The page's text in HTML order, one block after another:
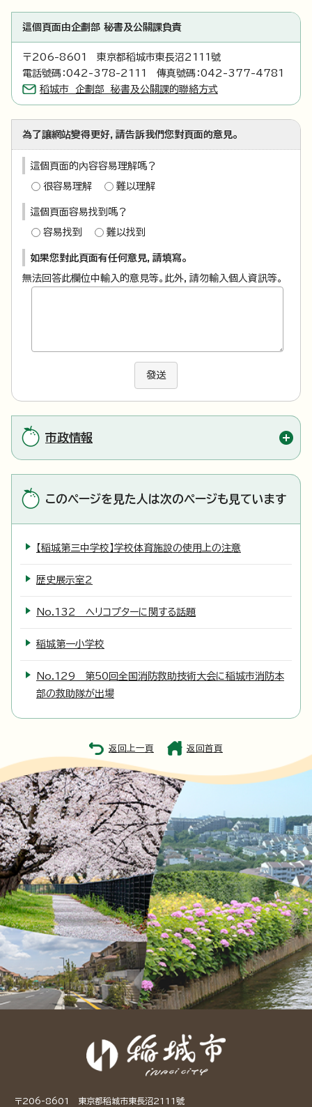
這個頁面由企劃部 秘書及公關課負責
〒206-8601 東京都稻城市東長沼2111號
電話號碼：042-378-2111 傳真號碼：042-377-4781
稻城市 企劃部 秘書及公關課的聯絡方式
為了讓網站變得更好，請告訴我們您對頁面的意見。
這個頁面的內容容易理解嗎？
很容易理解 難以理解
這個頁面容易找到嗎？
容易找到 難以找到
如果您對此頁面有任何意見，請填寫。
無法回答此欄位中輸入的意見等。此外，請勿輸入個人資訊等。
發送
市政情報
このページを見た人は次のページも見ています
【稲城第三中学校】学校体育施設の使用上の注意
歴史展示室2
No.132 ヘリコプターに関する話題
稲城第一小学校
No.129 第50回全国消防救助技術大会に稲城市消防本
部の救助隊が出場
返回上一頁 返回首頁
〒206-8601 東京都稻城市東長沼2111號